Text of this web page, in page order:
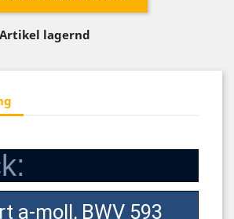
lagernd
a-moll, BWV 593